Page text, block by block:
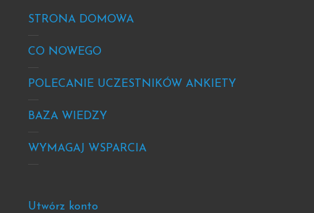
Footer
site
STRONA DOMOWA
CO NOWEGO
POLECANIE UCZESTNIKÓW ANKIETY
BAZA WIEDZY
WYMAGAJ WSPARCIA
Footer
Utwórz konto